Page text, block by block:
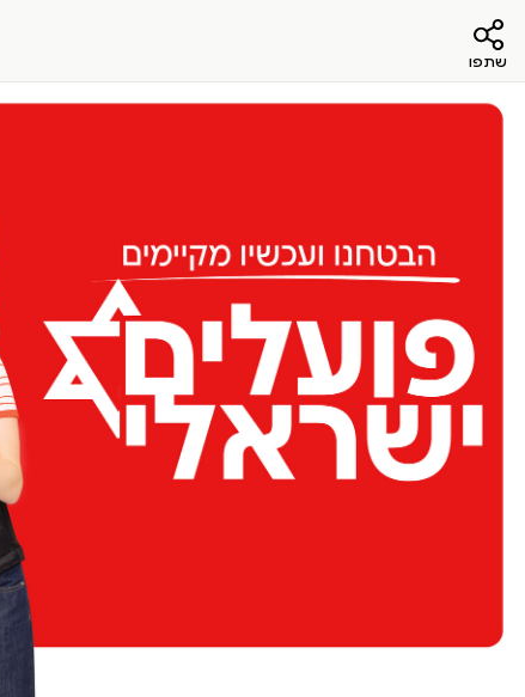
שתפו